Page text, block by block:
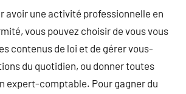
avoir une activité professionnelle en
vous pouvez choisir de vous vous
contenus de loi et de gérer vous-
du quotidien, ou donner toutes
expert-comptable. Pour gagner du